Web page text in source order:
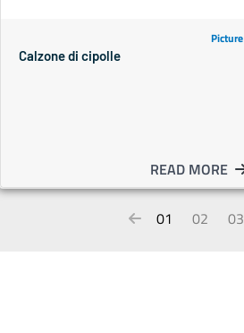
Picture
Calzone di cipolle
READ MORE
01 02 03